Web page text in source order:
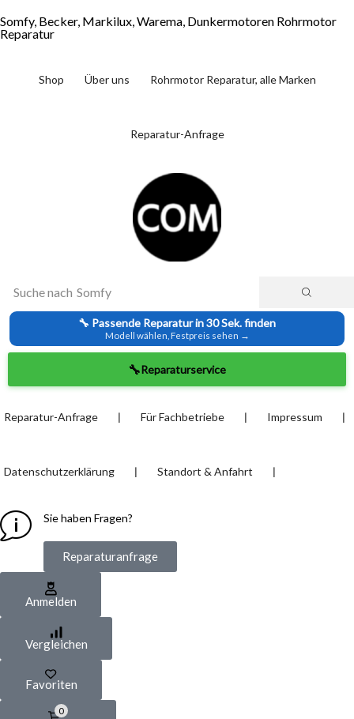
Somfy, Becker, Markilux, Warema, Dunkermotoren Rohrmotor
Reparatur
Shop Über uns Rohrmotor Reparatur, alle Marken
Reparatur-Anfrage
Suche nach Somfy
🔧 Passende Reparatur in 30 Sek. finden
Modell wählen, Festpreis sehen →
🔧Reparaturservice
Reparatur-Anfrage ❘ Für Fachbetriebe ❘ Impressum ❘
Datenschutzerklärung ❘ Standort & Anfahrt ❘
Sie haben Fragen?
Reparaturanfrage
Anmelden
Vergleichen
Favoriten
0